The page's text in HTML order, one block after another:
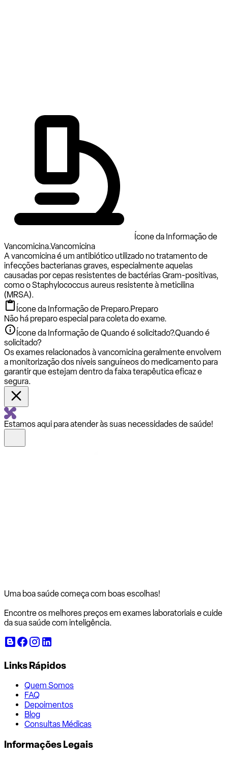
Ícone da Informação de
Vancomicina.Vancomicina
A vancomicina é um antibiótico utilizado no tratamento de
infecções bacterianas graves, especialmente aquelas
causadas por cepas resistentes de bactérias Gram-positivas,
como o Staphylococcus aureus resistente à meticilina
(MRSA).
Ícone da Informação de Preparo.Preparo
Não há preparo especial para coleta do exame.
Ícone da Informação de Quando é solicitado?.Quando é
solicitado?
Os exames relacionados à vancomicina geralmente envolvem
a monitorização dos níveis sanguíneos do medicamento para
garantir que estejam dentro da faixa terapêutica eficaz e
segura.
Estamos aqui para atender às suas necessidades de saúde!
Uma boa saúde começa com boas escolhas!
Encontre os melhores preços em exames laboratoriais e cuide
da sua saúde com inteligência.
Links Rápidos
Quem Somos
FAQ
Depoimentos
Blog
Consultas Médicas
Informações Legais